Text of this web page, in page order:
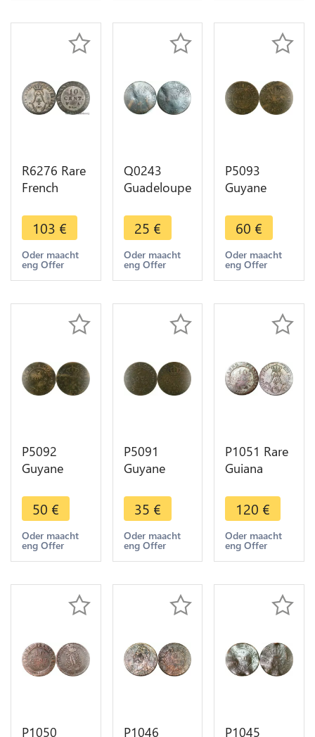
Paris
Make offer
R6276 Rare
French
Guyane 10
Centimes
Louis XVIII
1818 A
Offer
103 €
Oder maacht
eng Offer
Q0243
Guadeloupe
Cayenne 2
Sous Louis
XVI 1789 A
Paris ->
25 €
Oder maacht
eng Offer
P5093
Guyane
Cayenne 2
Sous Louis
XVI 1782 A
Paris ->
60 €
Oder maacht
eng Offer
P5092
Guyane
Cayenne 2
Sous Louis
XVI 1789 A
Local mint -
offer
50 €
Oder maacht
eng Offer
P5091
Guyane
Cayenne 2
Sous Louis
XVI 1789 A
Paris ->
35 €
Oder maacht
eng Offer
P1051 Rare
Guiana
Colonies 10
Centimes
Louis XVIII
1818 A
120 €
Oder maacht
eng Offer
P1050 P1046 P1045